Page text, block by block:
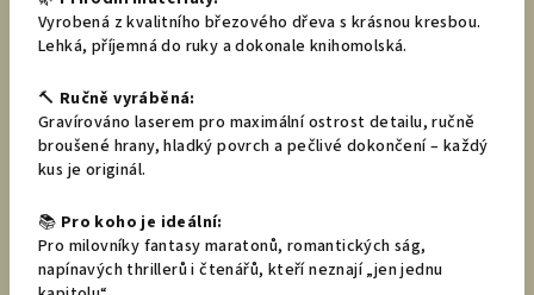
Vyrobená z kvalitního březového dřeva s krásnou kresbou.
Lehká, příjemná do ruky a dokonale knihomolská.
🔨 Ručně vyráběná:
Gravírováno laserem pro maximální ostrost detailu, ručně
broušené hrany, hladký povrch a pečlivé dokončení – každý
kus je originál.
📚 Pro koho je ideální:
Pro milovníky fantasy maratonů, romantických ság,
napínavých thrillerů i čtenářů, kteří neznají „jen jednu